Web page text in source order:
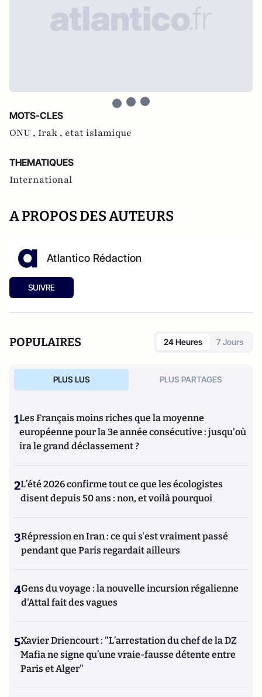
MOTS-CLES
ONU , Irak , etat islamique
THEMATIQUES
International
A PROPOS DES AUTEURS
Atlantico Rédaction
SUIVRE
POPULAIRES 24 Heures 7 Jours
PLUS LUS PLUS PARTAGES
1Les Français moins riches que la moyenne
européenne pour la 3e année consécutive : jusqu'où
ira le grand déclassement ?
2L’été 2026 confirme tout ce que les écologistes
disent depuis 50 ans : non, et voilà pourquoi
3Répression en Iran : ce qui s'est vraiment passé
pendant que Paris regardait ailleurs
4Gens du voyage : la nouvelle incursion régalienne
d'Attal fait des vagues
5Xavier Driencourt : "L’arrestation du chef de la DZ
Mafia ne signe qu’une vraie-fausse détente entre
Paris et Alger"